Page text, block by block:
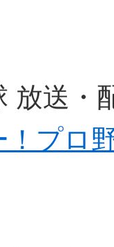
放送
！プロ